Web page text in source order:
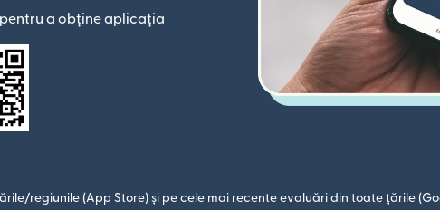
a obține aplicația
regiunile (App Store) și pe cele mai recente evaluări din toate țările